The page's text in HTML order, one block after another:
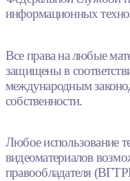
информационных
Все права на любые
защищены в
международным
собственности.
Любое использование
видеоматериалов
правообладателя